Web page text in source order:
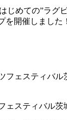
はじめての”ラグ
を開催しました！
ェスティバル茨